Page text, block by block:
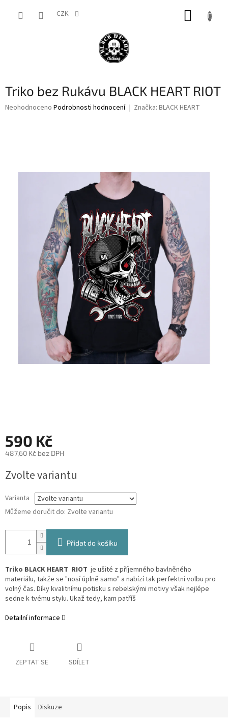
CZK
Triko bez Rukávu BLACK HEART RIOT
Průměrné
hvězdiček.
Neohodnoceno Podrobnosti hodnocení Značka: BLACK HEART
590 Kč
487,60 Kč bez DPH
cena:
Zvolte variantu
Varianta
Můžeme doručit do: Zvolte variantu
Přidat do košíku
Triko BLACK HEART RIOT je ušité z příjemného bavlněného
materiálu, takže se "nosí úplně samo" a nabízí tak perfektní volbu pro
volný čas. Díky kvalitnímu potisku s rebelskými motivy však nejlépe
sedne k tvému stylu. Ukaž tedy, kam patříš
Detailní informace
ZEPTAT SE SDÍLET
Popis Diskuze